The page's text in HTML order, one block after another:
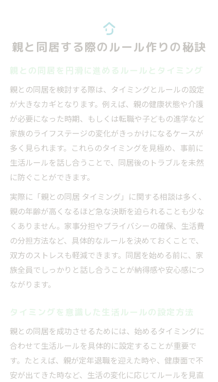
親と同居する際のルール作りの秘訣
親との同居を円滑に進めるルールとタイミング
親との同居を検討する際は、タイミングとルールの設定
が大きなカギとなります。例えば、親の健康状態や介護
が必要になった時期、もしくは転職や子どもの進学など
家族のライフステージの変化がきっかけになるケースが
多く見られます。これらのタイミングを見極め、事前に
生活ルールを話し合うことで、同居後のトラブルを未然
に防ぐことができます。
実際に「親との同居 タイミング」に関する相談は多く、
親の年齢が高くなるほど急な決断を迫られることも少な
くありません。家事分担やプライバシーの確保、生活費
の分担方法など、具体的なルールを決めておくことで、
双方のストレスも軽減できます。同居を始める前に、家
族全員でしっかりと話し合うことが納得感や安心感につ
ながります。
タイミングを意識した生活ルールの設定方法
親との同居を成功させるためには、始めるタイミングに
合わせて生活ルールを具体的に設定することが重要で
す。たとえば、親が定年退職を迎えた時や、健康面で不
安が出てきた時など、生活の変化に応じてルールを見直